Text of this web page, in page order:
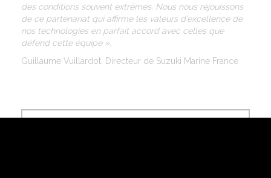
des conditions souvent extrêmes. Nous nous réjouissons
de ce partenariat qui affirme les valeurs d’excellence de
nos technologies en parfait accord avec celles que
défend cette équipe ».
Guillaume Vuillardot, Directeur de Suzuki Marine France
VOIR LE SITE WEB